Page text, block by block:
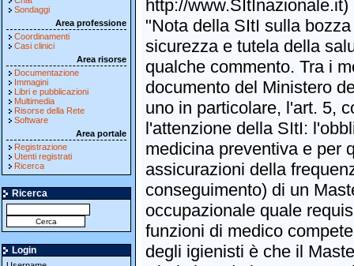
Sondaggi
Area professione
Coordinamenti
Casi clinici
Area risorse
Documentazione
Immagini
Libri e pubblicazioni
Multimedia
Risorse della Rete
Software
Area portale
Registrazione
Utenti registrati
Ricerca
Ricerca
Login
http://
"Nota della SItI sulla
sicurezza e tutela della
qualche commento. Tra i
documento del Ministero
uno in particolare, l'art. 5,
l'attenzione della SItI:
medicina preventiva e per
assicurazioni della
conseguimento) di un
occupazionale quale
funzioni di medico
degli igienisti è che il